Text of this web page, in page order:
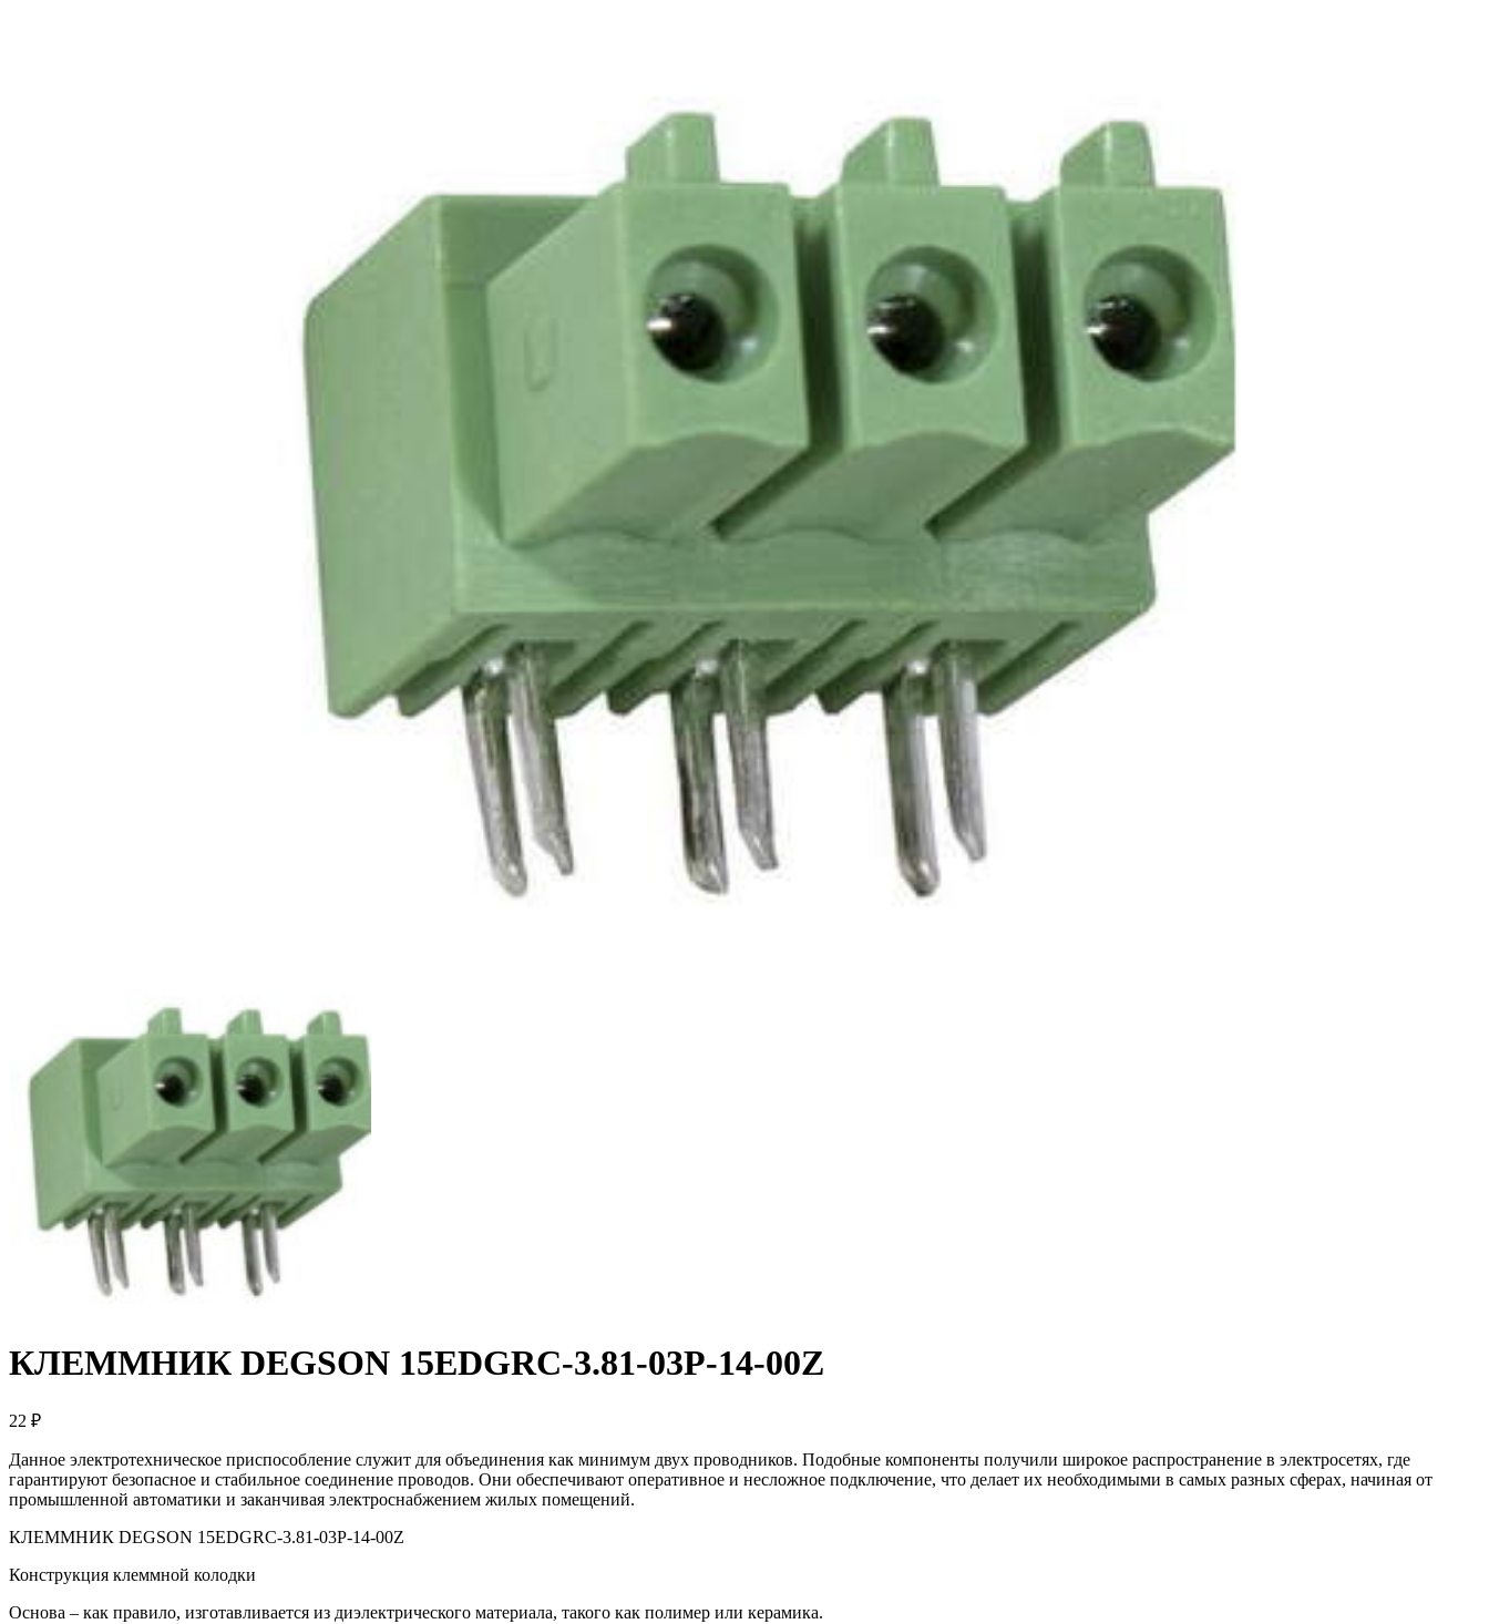
КЛЕММНИК DEGSON 15EDGRC-3.81-03P-14-00Z
22 ₽
Данное электротехническое приспособление служит для объединения как минимум двух проводников. Подобные компоненты получили широкое распространение в электросетях, где
гарантируют безопасное и стабильное соединение проводов. Они обеспечивают оперативное и несложное подключение, что делает их необходимыми в самых разных сферах, начиная от
промышленной автоматики и заканчивая электроснабжением жилых помещений.
КЛЕММНИК DEGSON 15EDGRC-3.81-03P-14-00Z
Конструкция клеммной колодки
Основа – как правило, изготавливается из диэлектрического материала, такого как полимер или керамика.